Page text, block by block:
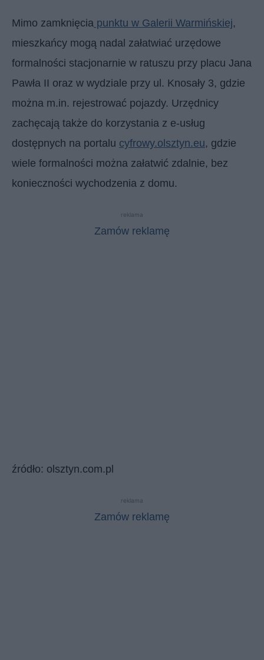
Mimo zamknięcia punktu w Galerii Warmińskiej,
mieszkańcy mogą nadal załatwiać urzędowe
formalności stacjonarnie w ratuszu przy placu Jana
Pawła II oraz w wydziale przy ul. Knosały 3, gdzie
można m.in. rejestrować pojazdy. Urzędnicy
zachęcają także do korzystania z e-usług
dostępnych na portalu cyfrowy.olsztyn.eu, gdzie
wiele formalności można załatwić zdalnie, bez
konieczności wychodzenia z domu.
reklama
Zamów reklamę
źródło: olsztyn.com.pl
reklama
Zamów reklamę